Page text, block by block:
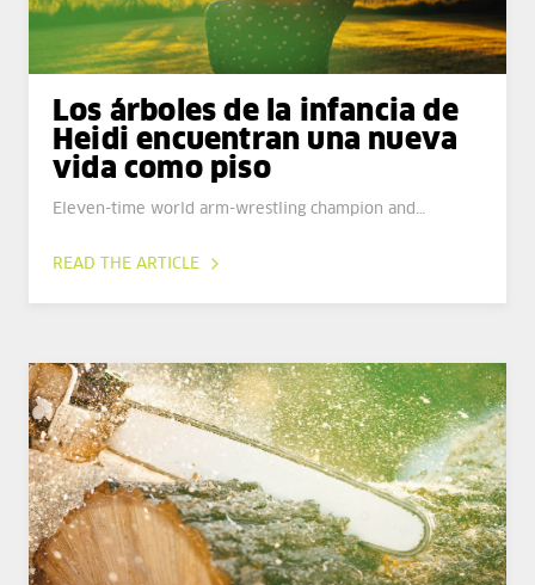
Los árboles de la infancia de
Heidi encuentran una nueva
vida como piso
Eleven-time world arm-wrestling champion and…
READ THE ARTICLE